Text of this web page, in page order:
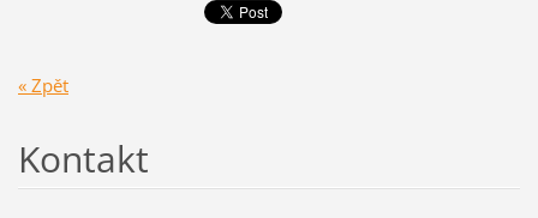
« Zpět
Kontakt